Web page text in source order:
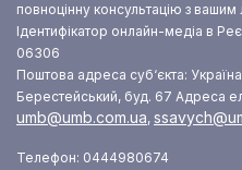
повноцінну консультацію з вашим
Ідентифікатор онлайн-медіа в
06306
Поштова адреса суб‘єкта:
Берестейський, буд. 67 Адреса
umb@umb.com.ua,
Телефон: 0444980674